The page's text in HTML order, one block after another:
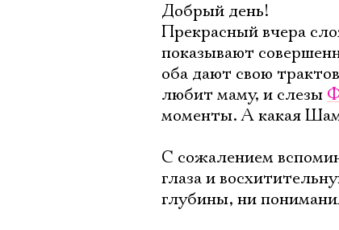
Добрый день!
Прекрасный вчера
показывают
оба дают свою
любит маму, и слезы
моменты. А какая
С сожалением
глаза и
глубины, ни